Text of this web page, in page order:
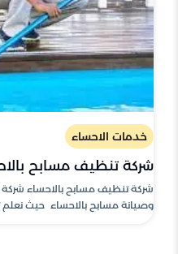
خدمات الاحساء
شركة تنظيف مسابح
شركة تنظيف مسابح بالاحساء
وصيانة مسابح بالاحساء حيث نعلم